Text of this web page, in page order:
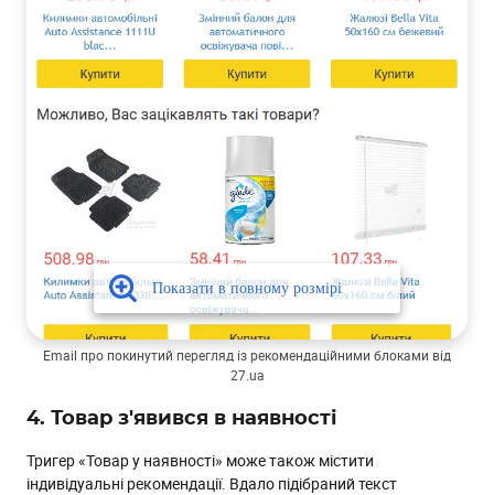
Email про покинутий перегляд із рекомендаційними блоками від
27.ua
4. Товар з'явився в наявності
Тригер «Товар у наявності» може також містити
індивідуальні рекомендації. Вдало підібраний текст